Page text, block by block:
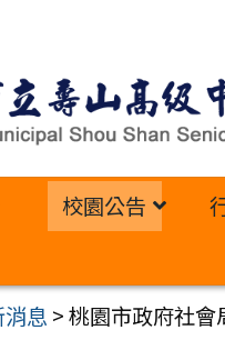
校園公告
息 >桃園市政府社會